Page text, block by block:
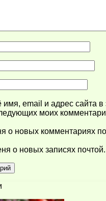
email и адрес сайта в
моих
о новых комментариях
о новых записях почтой.